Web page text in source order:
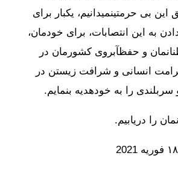
این بی حرمتینمیدانیم، یکبار برای
به این انتصابات، برای خودمان،
و حفظآبروی کشورمان در
انسانی و شرافت زیستن در
سربلندی را به خودهدیه بنمایم.
را دریابیم.
۱۸ فوریه